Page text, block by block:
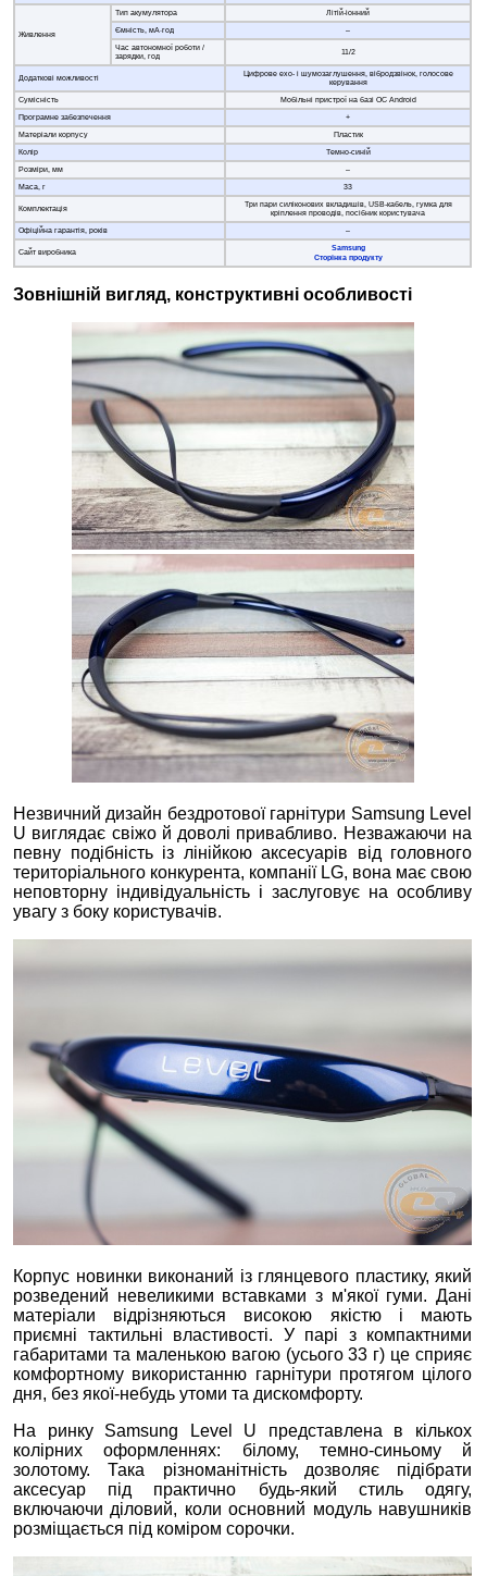
Живлення
Тип акумулятора
Літій-іонний
Ємність, мА∙год
–
Час автономної роботи /
зарядки, год
11/2
Додаткові можливості
Цифрове ехо- і шумозаглушення, вібродзвінок, голосове
керування
Сумісність
Мобільні пристрої на базі ОС Android
Програмне забезпечення
+
Матеріали корпусу
Пластик
Колір
Темно-синій
Розміри, мм
–
Маса, г
33
Комплектація
Три пари силіконових вкладишів, USB-кабель, гумка для
кріплення проводів, посібник користувача
Офіційна гарантія, років
–
Сайт виробника
Samsung
Сторінка продукту
Зовнішній вигляд, конструктивні особливості
Незвичний дизайн бездротової гарнітури Samsung Level
U виглядає свіжо й доволі привабливо. Незважаючи на
певну подібність із лінійкою аксесуарів від головного
територіального конкурента, компанії LG, вона має свою
неповторну індивідуальність і заслуговує на особливу
увагу з боку користувачів.
Корпус новинки виконаний із глянцевого пластику, який
розведений невеликими вставками з м'якої гуми. Дані
матеріали відрізняються високою якістю і мають
приємні тактильні властивості. У парі з компактними
габаритами та маленькою вагою (усього 33 г) це сприяє
комфортному використанню гарнітури протягом цілого
дня, без якої-небудь утоми та дискомфорту.
На ринку Samsung Level U представлена в кількох
колірних оформленнях: білому, темно-синьому й
золотому. Така різноманітність дозволяє підібрати
аксесуар під практично будь-який стиль одягу,
включаючи діловий, коли основний модуль навушників
розміщається під коміром сорочки.